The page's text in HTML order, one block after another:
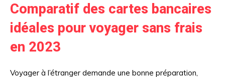
Comparatif des cartes bancaires
idéales pour voyager sans frais
en 2023
Voyager à l’étranger demande une bonne préparation,